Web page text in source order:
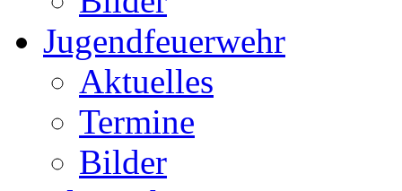
Jugendfeuerwehr
Aktuelles
Termine
Bilder